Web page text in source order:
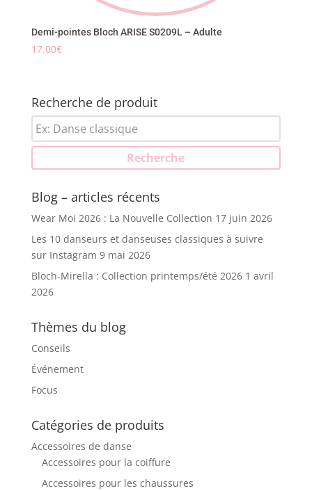
Demi-pointes Bloch ARISE S0209L – Adulte
17.00€
Recherche de produit
Recherche
pour :
Recherche
Blog – articles récents
Wear Moi 2026 : La Nouvelle Collection 17 juin 2026
Les 10 danseurs et danseuses classiques à suivre
sur Instagram 9 mai 2026
Bloch-Mirella : Collection printemps/été 2026 1 avril
2026
Thèmes du blog
Conseils
Événement
Focus
Catégories de produits
Accessoires de danse
Accessoires pour la coiffure
Accessoires pour les chaussures